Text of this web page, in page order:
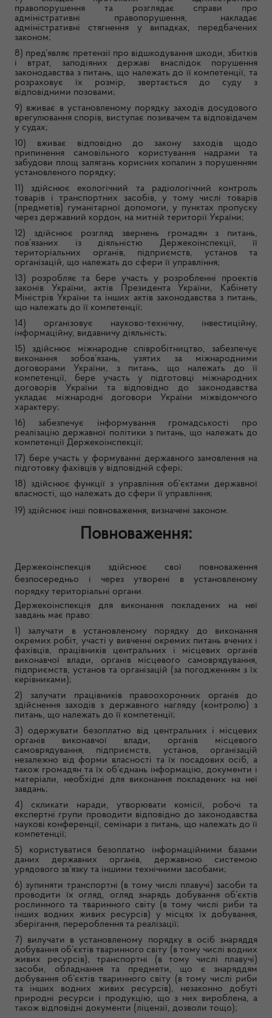
правопорушення та розглядає справи про
адміністративні правопорушення, накладає
адміністративні стягнення у випадках, передбачених
законом;
8) пред’являє претензії про відшкодування шкоди, збитків
і втрат, заподіяних державі внаслідок порушення
законодавства з питань, що належать до її компетенції, та
розраховує їх розмір, звертається до суду з
відповідними позовами;
9) вживає в установленому порядку заходів досудового
врегулювання спорів, виступає позивачем та відповідачем
у судах;
10) вживає відповідно до закону заходів щодо
припинення самовільного користування надрами та
забудови площ залягань корисних копалин з порушенням
установленого порядку;
11) здійснює екологічний та радіологічний контроль
товарів і транспортних засобів, у тому числі товарів
(предметів) гуманітарної допомоги, у пунктах пропуску
через державний кордон, на митній території України;
12) здійснює розгляд звернень громадян з питань,
пов’язаних із діяльністю Держекоінспекції, її
територіальних органів, підприємств, установ та
організацій, що належать до сфери її управління;
13) розробляє та бере участь у розробленні проектів
законів України, актів Президента України, Кабінету
Міністрів України та інших актів законодавства з питань,
що належать до її компетенції;
14) організовує науково-технічну, інвестиційну,
інформаційну, видавничу діяльність;
15) здійснює міжнародне співробітництво, забезпечує
виконання зобов’язань, узятих за міжнародними
договорами України, з питань, що належать до її
компетенції, бере участь у підготовці міжнародних
договорів України та відповідно до законодавства
укладає міжнародні договори України міжвідомчого
характеру;
16) забезпечує інформування громадськості про
реалізацію державної політики з питань, що належать до
компетенції Держекоінспекції;
17) бере участь у формуванні державного замовлення на
підготовку фахівців у відповідній сфері;
18) здійснює функції з управління об’єктами державної
власності, що належать до сфери її управління;
19) здійснює інші повноваження, визначені законом.
Повноваження:
Держекоінспекція здійснює свої повноваження
безпосередньо і через утворені в установленому
порядку територіальні органи.
Держекоінспекція для виконання покладених на неї
завдань має право:
1) залучати в установленому порядку до виконання
окремих робіт, участі у вивченні окремих питань вчених і
фахівців, працівників центральних і місцевих органів
виконавчої влади, органів місцевого самоврядування,
підприємств, установ та організацій (за погодженням з їх
керівниками);
2) залучати працівників правоохоронних органів до
здійснення заходів з державного нагляду (контролю) з
питань, що належать до її компетенції;
3) одержувати безоплатно від центральних і місцевих
органів виконавчої влади, органів місцевого
самоврядування, підприємств, установ, організацій
незалежно від форми власності та їх посадових осіб, а
також громадян та їх об’єднань інформацію, документи і
матеріали, необхідні для виконання покладених на неї
завдань;
4) скликати наради, утворювати комісії, робочі та
експертні групи проводити відповідно до законодавства
наукові конференції, семінари з питань, що належать до її
компетенції;
5) користуватися безоплатно інформаційними базами
даних державних органів, державною системою
урядового зв’язку та іншими технічними засобами;
6) зупиняти транспортні (в тому числі плавучі) засоби та
проводити їх огляд, огляд знарядь добування об’єктів
рослинного та тваринного світу (в тому числі риби та
інших водних живих ресурсів) у місцях їх добування,
зберігання, перероблення та реалізації;
7) вилучати в установленому порядку в осіб знаряддя
добування об’єктів тваринного світу (в тому числі водних
живих ресурсів), транспортні (в тому числі плавучі)
засоби, обладнання та предмети, що є знаряддям
добування об’єктів тваринного світу (в тому числі риби
та інших водних живих ресурсів), незаконно добуті
природні ресурси і продукцію, що з них вироблена, а
також відповідні документи (ліцензії, дозволи тощо);